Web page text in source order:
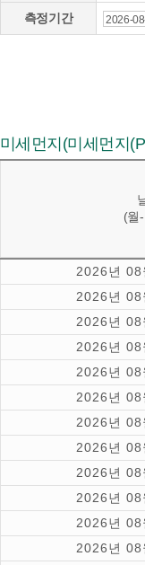
측정기간
미세먼지(미세먼지
(월
2026년
2026년
2026년
2026년
2026년
2026년
2026년
2026년
2026년
2026년
2026년
2026년